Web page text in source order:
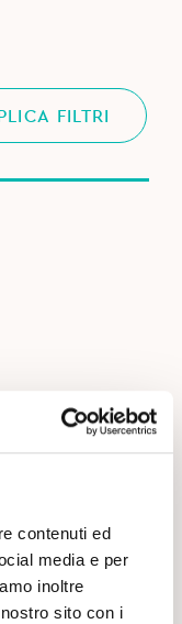
contenuti ed
media e per
inoltre
sito con i
FILTRI